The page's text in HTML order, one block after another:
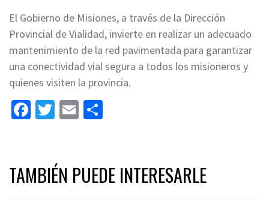
El Gobierno de Misiones, a través de la Dirección
Provincial de Vialidad, invierte en realizar un adecuado
mantenimiento de la red pavimentada para garantizar
una conectividad vial segura a todos los misioneros y
quienes visiten la provincia.
Facebook
Twitter
Email
TAMBIÉN PUEDE INTERESARLE